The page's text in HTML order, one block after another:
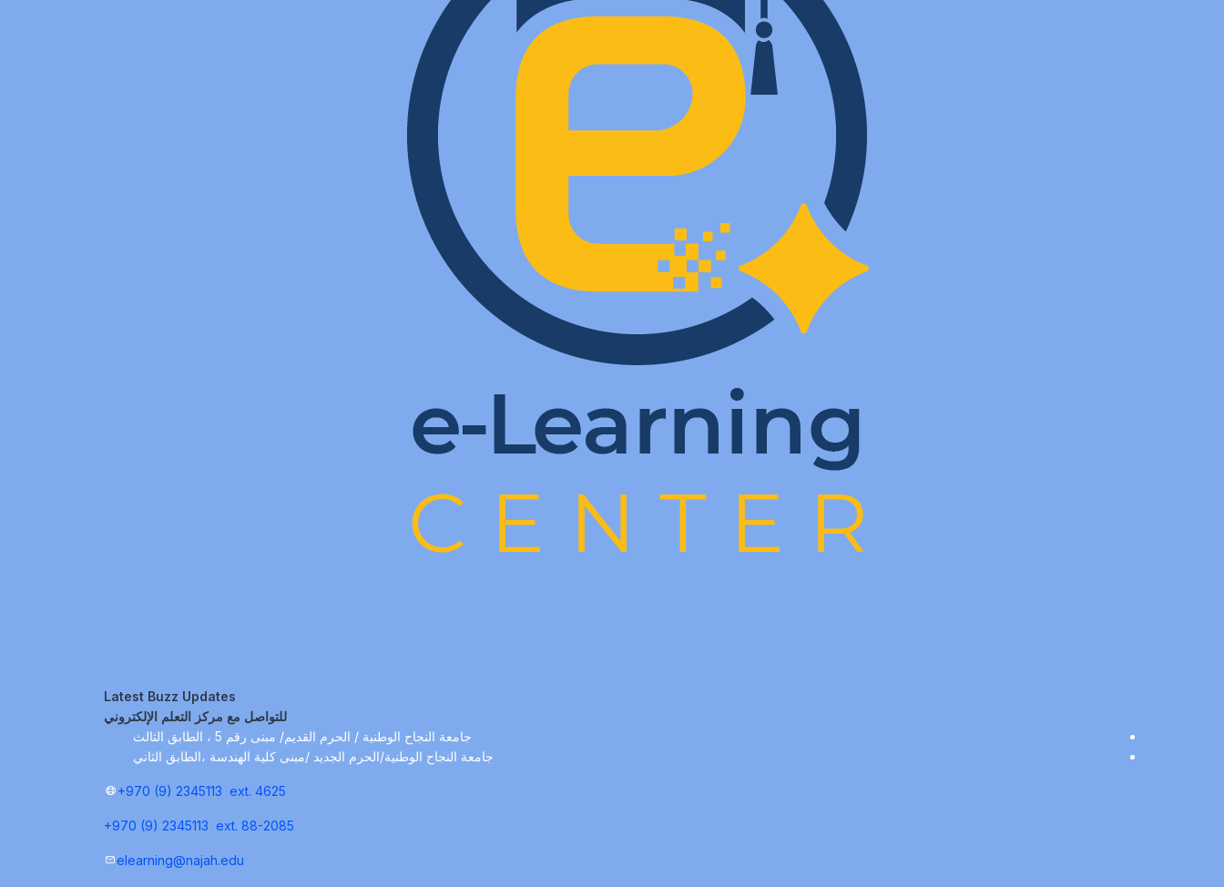
Latest Buzz Updates
للتواصل مع مركز التعلم الإلكتروني
جامعة النجاح الوطنية / الحرم القديم/ مبنى رقم 5 ، الطابق الثالث
جامعة النجاح الوطنية/الحرم الجديد /مبنى كلية الهندسة ،الطابق الثاني
+970 (9) 2345113 ext. 4625
+970 (9) 2345113 ext. 88-2085
elearning@najah.edu